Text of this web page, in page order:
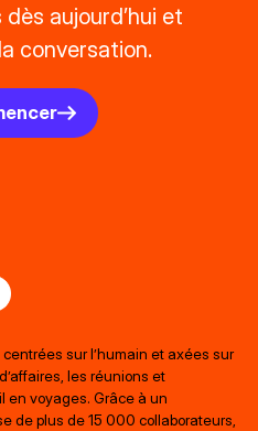
aujourd’hui et
conversation.
sur l’humain et axées sur
les réunions et
en voyages. Grâce à un
de plus de 15 000 collaborateurs,